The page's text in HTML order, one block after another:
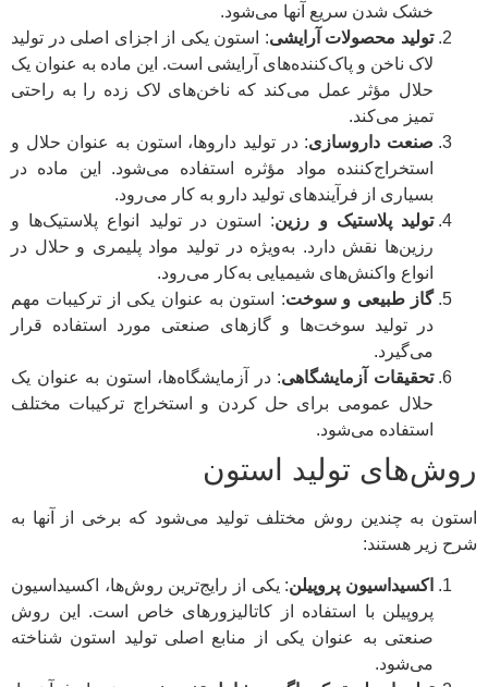
خشک شدن سریع آنها می‌شود.
تولید محصولات آرایشی: استون یکی از اجزای اصلی در تولید
لاک ناخن و پاک‌کننده‌های آرایشی است. این ماده به عنوان یک
حلال مؤثر عمل می‌کند که ناخن‌های لاک زده را به راحتی
تمیز می‌کند.
صنعت داروسازی: در تولید داروها، استون به عنوان حلال و
استخراج‌کننده مواد مؤثره استفاده می‌شود. این ماده در
بسیاری از فرآیندهای تولید دارو به کار می‌رود.
تولید پلاستیک و رزین: استون در تولید انواع پلاستیک‌ها و
رزین‌ها نقش دارد. به‌ویژه در تولید مواد پلیمری و حلال در
انواع واکنش‌های شیمیایی به‌کار می‌رود.
گاز طبیعی و سوخت: استون به عنوان یکی از ترکیبات مهم
در تولید سوخت‌ها و گازهای صنعتی مورد استفاده قرار
می‌گیرد.
تحقیقات آزمایشگاهی: در آزمایشگاه‌ها، استون به عنوان یک
حلال عمومی برای حل کردن و استخراج ترکیبات مختلف
استفاده می‌شود.
روش‌های تولید استون
استون به چندین روش مختلف تولید می‌شود که برخی از آنها به
شرح زیر هستند:
اکسیداسیون پروپیلن: یکی از رایج‌ترین روش‌ها، اکسیداسیون
پروپیلن با استفاده از کاتالیزورهای خاص است. این روش
صنعتی به عنوان یکی از منابع اصلی تولید استون شناخته
می‌شود.